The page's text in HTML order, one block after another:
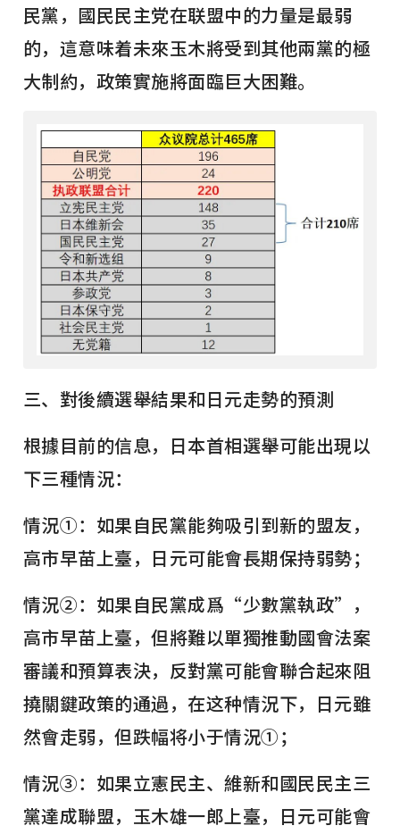
民黨，國民民主党在联盟中的力量是最弱
的，這意味着未來玉木將受到其他兩黨的極
大制約，政策實施將面臨巨大困難。
三、對後續選舉結果和日元走勢的預測
根據目前的信息，日本首相選舉可能出現以
下三種情況：
情況①：如果自民黨能夠吸引到新的盟友，
高市早苗上臺，日元可能會長期保持弱勢；
情況②：如果自民黨成爲“少數黨執政”，
高市早苗上臺，但將難以單獨推動國會法案
審議和預算表決，反對黨可能會聯合起來阻
撓關鍵政策的通過，在这种情況下，日元雖
然會走弱，但跌幅将小于情況①；
情況③：如果立憲民主、維新和國民民主三
黨達成聯盟，玉木雄一郎上臺，日元可能會